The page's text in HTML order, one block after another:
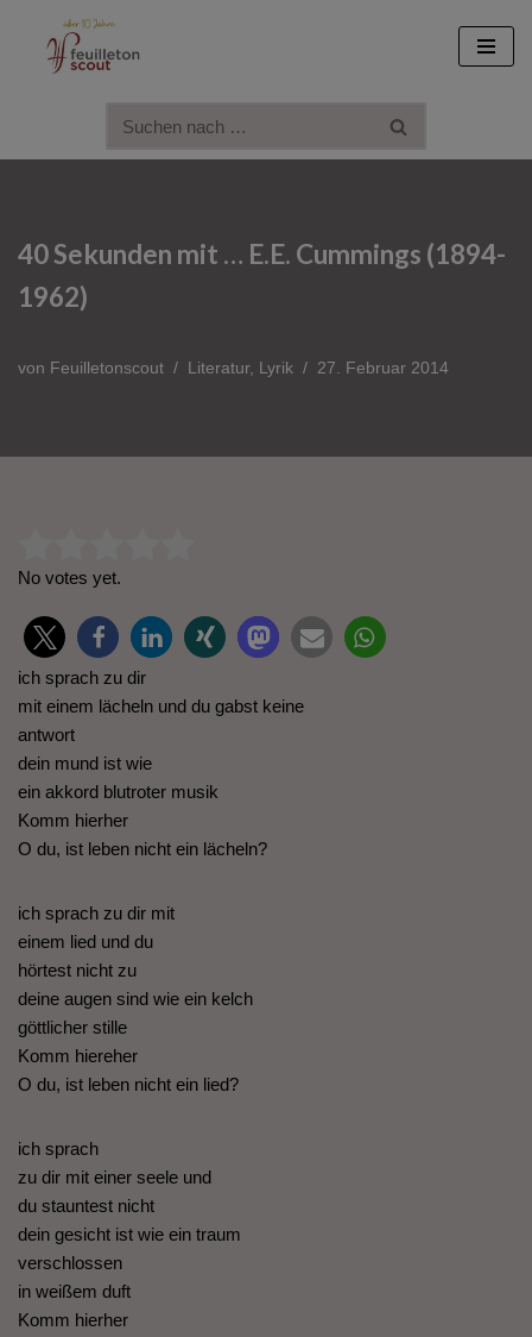
Zum
40 Sekunden mit … E.E. Cummings (1894-
1962)
von Feuilletonscout Literatur, Lyrik 27. Februar 2014
No votes yet.
ich sprach zu dir
mit einem lächeln und du gabst keine
antwort
dein mund ist wie
ein akkord blutroter musik
Komm hierher
O du, ist leben nicht ein lächeln?
ich sprach zu dir mit
einem lied und du
hörtest nicht zu
deine augen sind wie ein kelch
göttlicher stille
Komm hiereher
O du, ist leben nicht ein lied?
ich sprach
zu dir mit einer seele und
du stauntest nicht
dein gesicht ist wie ein traum
verschlossen
in weißem duft
Komm hierher